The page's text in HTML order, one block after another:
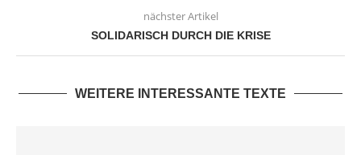
nächster Artikel
SOLIDARISCH DURCH DIE KRISE
WEITERE INTERESSANTE TEXTE